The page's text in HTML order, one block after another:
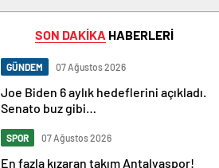
SON DAKİKA HABERLERİ
GÜNDEM 07 Ağustos 2026
Joe Biden 6 aylık hedeflerini açıkladı.
Senato buz gibi…
SPOR 07 Ağustos 2026
En fazla kızaran takım Antalyaspor!